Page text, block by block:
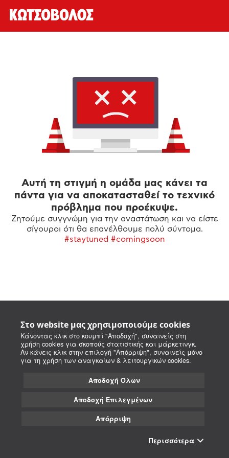
Στο website μας χρησιμοποιούμε cookies
Κάνοντας κλικ στο κουμπί "Αποδοχή", συναινείς στη
χρήση cookies για σκοπούς στατιστικής και μάρκετινγκ.
Αν κάνεις κλικ στην επιλογή "Απόρριψη", συναινείς μόνο
για τη χρήση των αναγκαίων & λειτουργικών cookies.
Αποδοχή Όλων
Αποδοχή Επιλεγμένων
Απόρριψη
Περισσότερα
Αυτή τη στιγμή η ομάδα μας κάνει τα
πάντα για να αποκατασταθεί το τεχνικό
πρόβλημα που προέκυψε.
Ζητούμε συγγνώμη για την αναστάτωση και να είστε
σίγουροι ότι θα επανέλθουμε πολύ σύντομα.
#staytuned #comingsoon